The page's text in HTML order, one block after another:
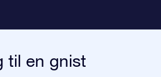
til en gnist